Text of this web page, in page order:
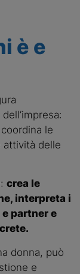
è e
le
attività delle
crea le
interpreta i
partner e
donna, può
e